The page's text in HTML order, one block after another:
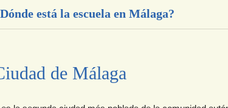
está la escuela en Málaga?
de Málaga